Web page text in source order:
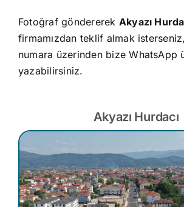
Fotoğraf göndererek Akyazı
firmamızdan teklif almak
numara üzerinden bize WhatsApp
yazabilirsiniz.
Akyazı Hurdacı